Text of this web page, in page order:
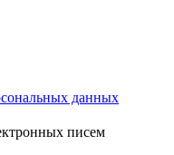
данных
писем